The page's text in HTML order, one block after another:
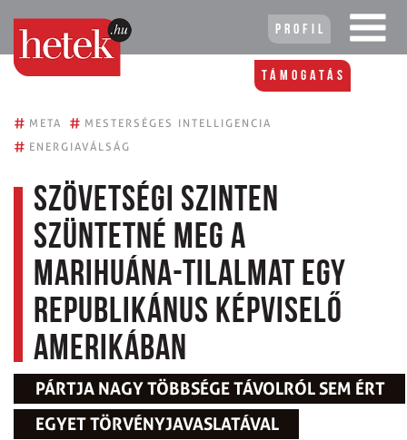
Profil
Támogatás
# META # MESTERSÉGES INTELLIGENCIA
# ENERGIAVÁLSÁG
Szövetségi szinten
szüntetné meg a
marihuána-tilalmat egy
republikánus képviselő
Amerikában
PÁRTJA NAGY TÖBBSÉGE TÁVOLRÓL SEM ÉRT
EGYET TÖRVÉNYJAVASLATÁVAL